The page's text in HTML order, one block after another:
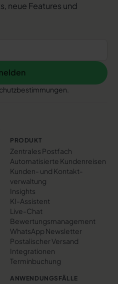
neue Features und
PRODUKT
Zentrales Postfach
Automatisierte Kundenreisen
Kunden- und Kontakt­
verwaltung
Insights
KI-Assistent
Live-Chat
Bewertungs­management
WhatsApp Newsletter
Postalischer Versand
Integrationen
Terminbuchung
ANWENDUNGSFÄLLE